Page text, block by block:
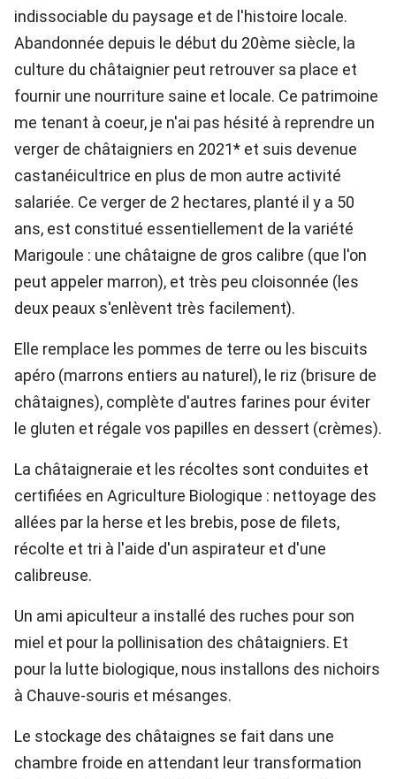
indissociable du paysage et de l'histoire locale.
Abandonnée depuis le début du 20ème siècle, la
culture du châtaignier peut retrouver sa place et
fournir une nourriture saine et locale. Ce patrimoine
me tenant à coeur, je n'ai pas hésité à reprendre un
verger de châtaigniers en 2021* et suis devenue
castanéicultrice en plus de mon autre activité
salariée. Ce verger de 2 hectares, planté il y a 50
ans, est constitué essentiellement de la variété
Marigoule : une châtaigne de gros calibre (que l'on
peut appeler marron), et très peu cloisonnée (les
deux peaux s'enlèvent très facilement).
Elle remplace les pommes de terre ou les biscuits
apéro (marrons entiers au naturel), le riz (brisure de
châtaignes), complète d'autres farines pour éviter
le gluten et régale vos papilles en dessert (crèmes).
La châtaigneraie et les récoltes sont conduites et
certifiées en Agriculture Biologique : nettoyage des
allées par la herse et les brebis, pose de filets,
récolte et tri à l'aide d'un aspirateur et d'une
calibreuse.
Un ami apiculteur a installé des ruches pour son
miel et pour la pollinisation des châtaigniers. Et
pour la lutte biologique, nous installons des nichoirs
à Chauve-souris et mésanges.
Le stockage des châtaignes se fait dans une
chambre froide en attendant leur transformation